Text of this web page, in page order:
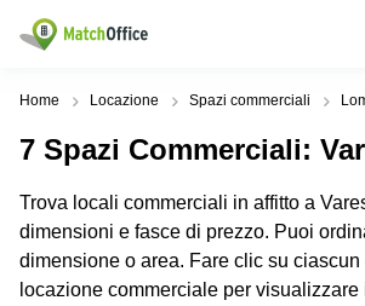
Dare in locazione e affittare
Tipologie di
commerciali
Ufficio
Business
Zone
Genova
Milano
Ricerche
Coworking
Lazio
Coworking
Aiuto
Chi Siamo
Metti in elenco il tuo ufficio
Home Locazione Spazi commerciali
7 Spazi Commerciali:
Trova locali commerciali in affitto a
dimensioni e fasce di prezzo. Puoi
dimensione o area. Fare clic su ciascun
locazione commerciale per visualizzare